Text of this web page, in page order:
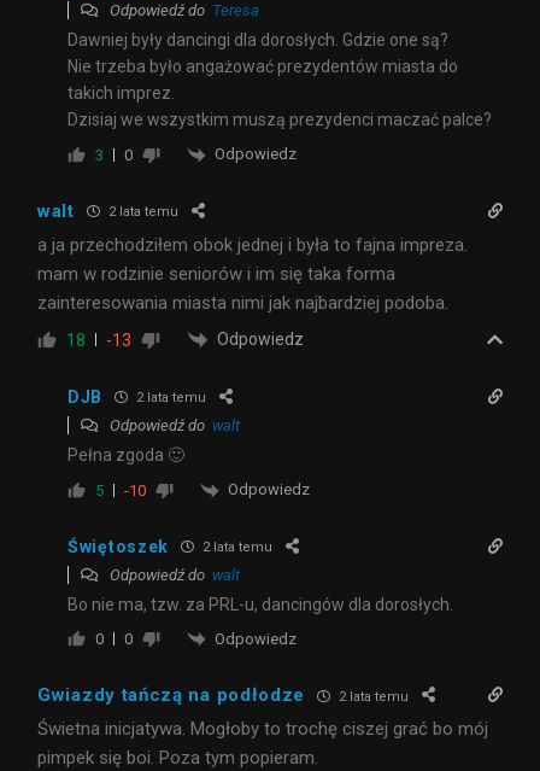
Odpowiedź do Teresa
Dawniej były dancingi dla dorosłych. Gdzie one są?
Nie trzeba było angażować prezydentów miasta do
takich imprez.
Dzisiaj we wszystkim muszą prezydenci maczać palce?
3 0 Odpowiedz
walt 2 lata temu
a ja przechodziłem obok jednej i była to fajna impreza.
mam w rodzinie seniorów i im się taka forma
zainteresowania miasta nimi jak najbardziej podoba.
18 -13 Odpowiedz
DJB 2 lata temu
Odpowiedź do walt
Pełna zgoda 🙂
5 -10 Odpowiedz
Świętoszek 2 lata temu
Odpowiedź do walt
Bo nie ma, tzw. za PRL-u, dancingów dla dorosłych.
0 0 Odpowiedz
Gwiazdy tańczą na podłodze 2 lata temu
Świetna inicjatywa. Mogłoby to trochę ciszej grać bo mój
pimpek się boi. Poza tym popieram.